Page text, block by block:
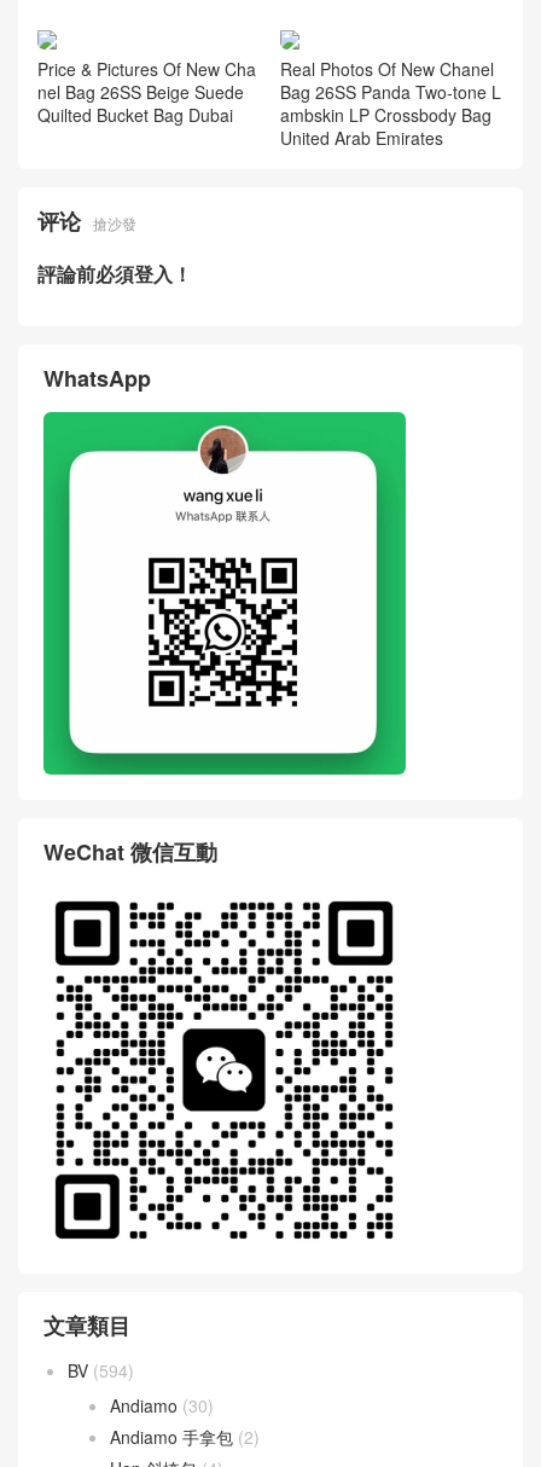
Price & Pictures Of New Cha
nel Bag 26SS Beige Suede
Quilted Bucket Bag Dubai
Real Photos Of New Chanel
Bag 26SS Panda Two-tone L
ambskin LP Crossbody Bag
United Arab Emirates
评论 搶沙發
評論前必須登入！
WhatsApp
WeChat 微信互動
文章類目
BV (594)
Andiamo (30)
Andiamo 手拿包 (2)